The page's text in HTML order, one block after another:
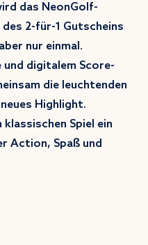
das NeonGolf-
2-für-1 Gutscheins
nur einmal.
digitalem Score-
die leuchtenden
neues Highlight.
Spiel ein
Action, Spaß und